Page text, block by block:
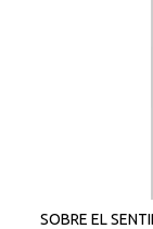
SOBRE EL